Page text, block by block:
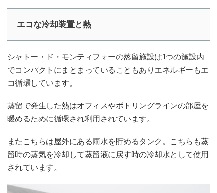
エコな冷却装置と熱
シャトー・ド・モンティフォーの蒸留施設は1つの施設内
でコンパクトにまとまっていることもありエネルギーもエ
コ循環しています。
蒸留で発生した熱はオフィスやボトリングラインの部屋を
暖めるために循環され利用されています。
またこちらは屋外にある雨水を貯めるタンク。こちらも蒸
留時の蒸気を冷却して蒸留液に戻す時の冷却水として使用
されています。